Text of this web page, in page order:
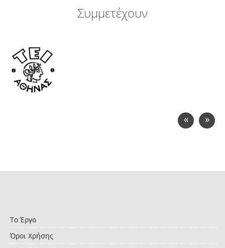
Συμμετέχουν
« »
Το Έργο
Όροι Χρήσης